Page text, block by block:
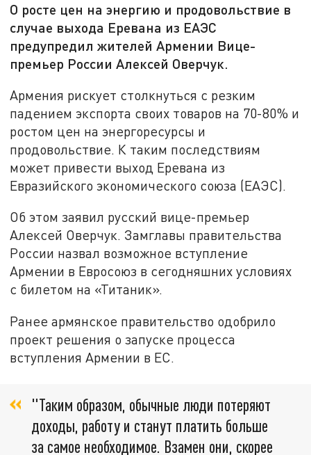
О росте цен на энергию и продовольствие в
случае выхода Еревана из ЕАЭС
предупредил жителей Армении Вице-
премьер России Алексей Оверчук.
Армения рискует столкнуться с резким
падением экспорта своих товаров на 70-80% и
ростом цен на энергоресурсы и
продовольствие. К таким последствиям
может привести выход Еревана из
Евразийского экономического союза (ЕАЭС).
Об этом заявил русский вице-премьер
Алексей Оверчук. Замглавы правительства
России назвал возможное вступление
Армении в Евросоюз в сегодняшних условиях
с билетом на «Титаник».
Ранее армянское правительство одобрило
проект решения о запуске процесса
вступления Армении в ЕС.
"Таким образом, обычные люди потеряют
доходы, работу и станут платить больше
за самое необходимое. Взамен они, скорее